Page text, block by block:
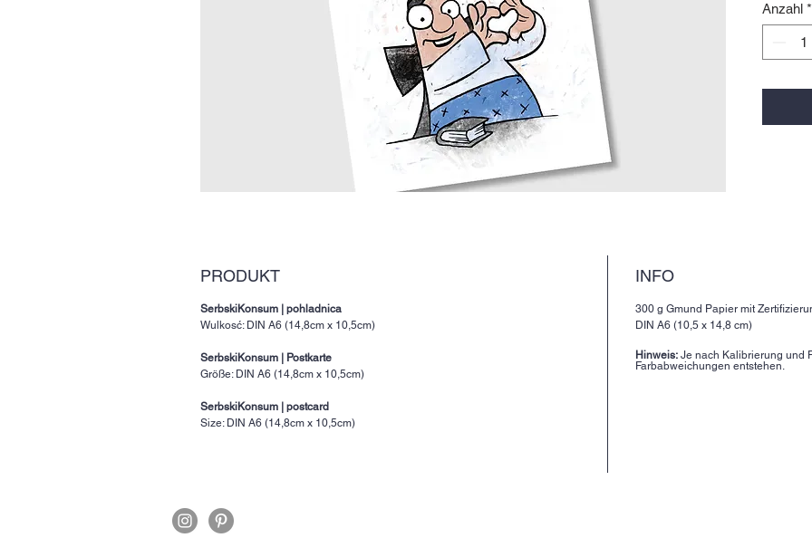
Motiv
Kein
Anzahl *
PRODUKT
SerbskiKonsum
pohladnica
Wulkosć: DIN A6 (14,8cm x 10,5cm)
SerbskiKonsum
Postkarte
Größe: DIN A6 (14,8cm x 10,5cm)
SerbskiKonsum
postcard
Size: DIN A6 (14,8cm x 10,5cm)
INFO
300 g Gmund Papier mit
DIN A6 (10,5 x 14,8 cm)
Hinweis: Je nach Kalibrierung und
Farbabweichungen entstehen.